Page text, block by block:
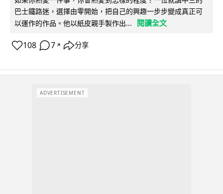
巴士鐵路迷，選擇由零開始，把自己的興趣一步步變成真正可
以運作的作品。他以紙皮親手製作出...
閱讀全文
108 7 ↗ 分享
ADVERTISEMENT